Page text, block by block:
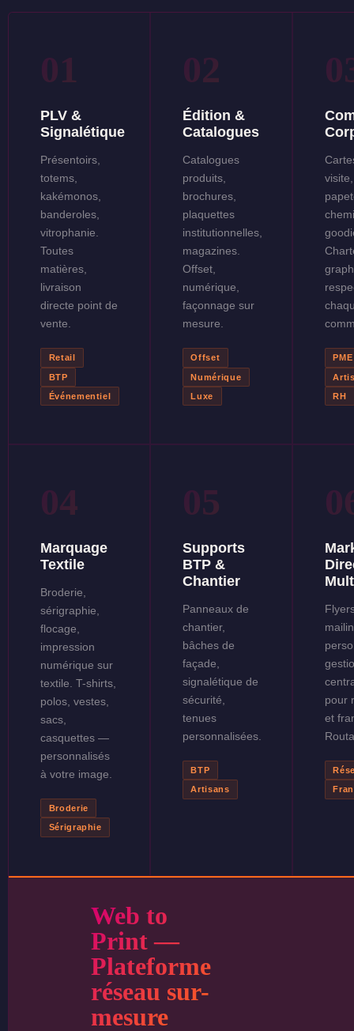
01
PLV &
Signalétique
Présentoirs,
totems,
kakémonos,
banderoles,
vitrophanie.
Toutes
matières,
livraison
directe point de
vente.
Retail
BTP
Événementiel
02
Édition &
Catalogues
Catalogues
produits,
brochures,
plaquettes
institutionnelles,
magazines.
Offset,
numérique,
façonnage sur
mesure.
Offset
Numérique
Luxe
visite,
PME
RH
04
Marquage
Textile
Broderie,
sérigraphie,
flocage,
impression
numérique sur
textile. T-shirts,
polos, vestes,
sacs,
casquettes —
personnalisés
à votre image.
Broderie
Sérigraphie
05
Supports
BTP &
Chantier
Panneaux de
chantier,
bâches de
façade,
signalétique de
sécurité,
tenues
personnalisées.
BTP
Artisans
pour
et
Web to
Print —
Plateforme
réseau sur-
mesure